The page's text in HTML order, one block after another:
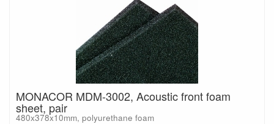
MONACOR MDM-3002, Acoustic front foam
sheet, pair
480x378x10mm, polyurethane foam